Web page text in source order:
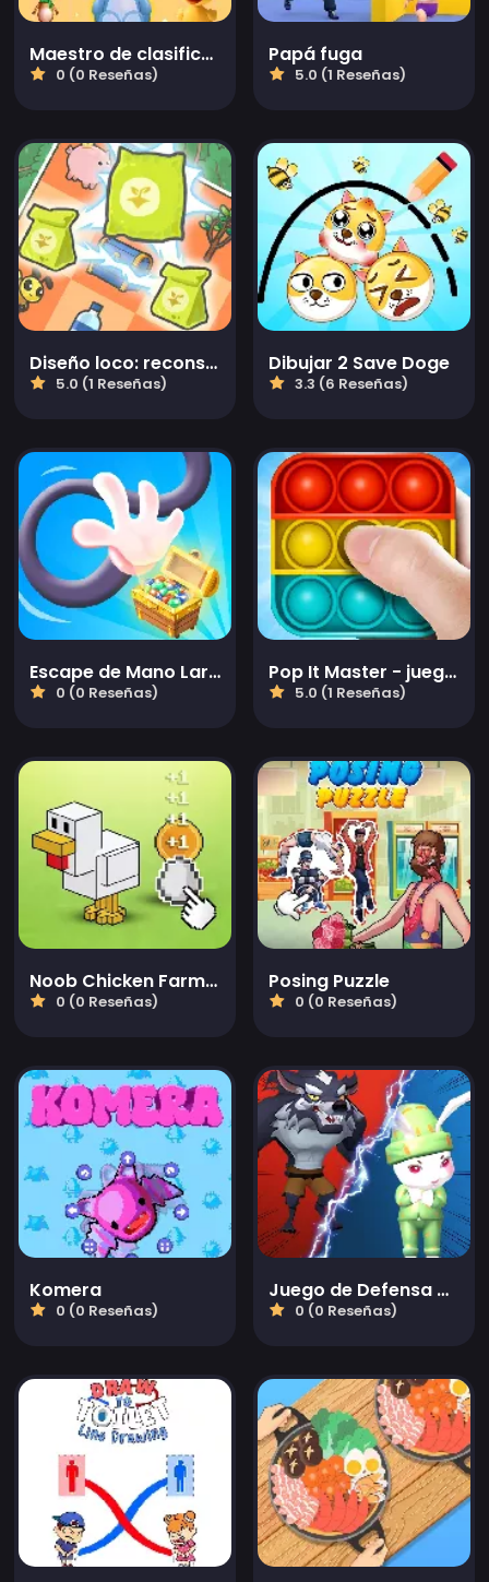
Maestro de clasificación de mercancías
0 (0 Reseñas)
Papá fuga
5.0 (1 Reseñas)
Diseño loco: reconstruye tu hogar
5.0 (1 Reseñas)
Dibujar 2 Save Doge
3.3 (6 Reseñas)
Escape de Mano Larga
0 (0 Reseñas)
Pop It Master - juegos de relajación antiestrés gratuitos y juegos calmantes
5.0 (1 Reseñas)
Noob Chicken Farm Tycoon
0 (0 Reseñas)
Posing Puzzle
0 (0 Reseñas)
Komera
0 (0 Reseñas)
Juego de Defensa del Lobo Cazado
0 (0 Reseñas)